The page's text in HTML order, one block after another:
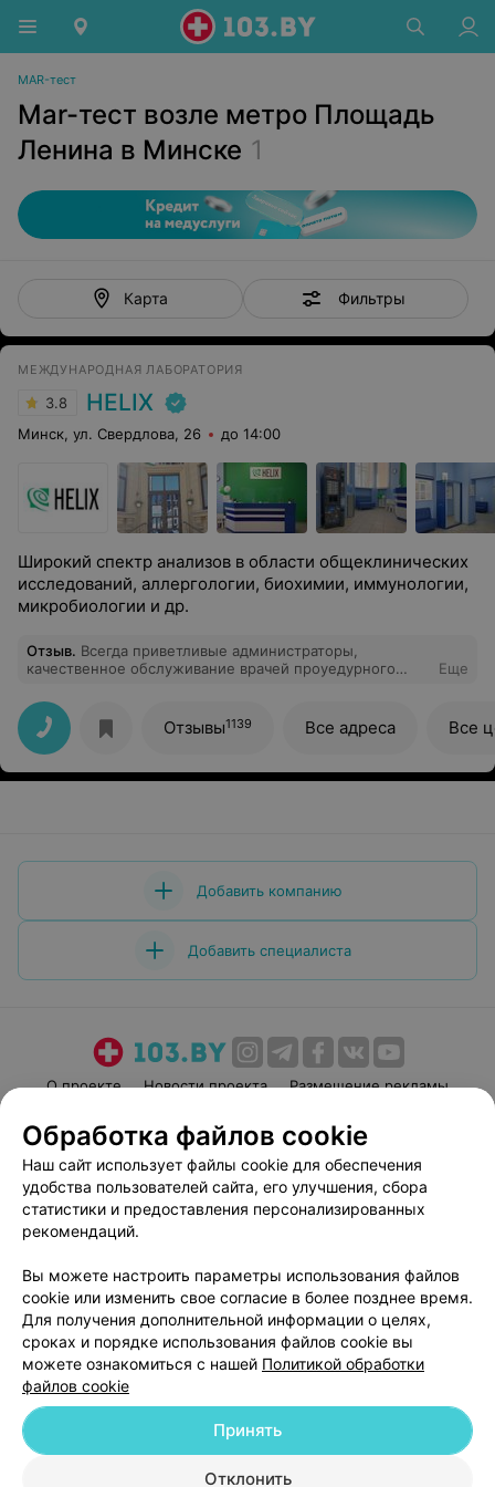
MAR-тест
Mar-тест возле метро Площадь
Ленина в Минске 1
Карта Фильтры
МЕЖДУНАРОДНАЯ ЛАБОРАТОРИЯ
3.8 HELIX
Минск, ул. Свердлова, 26 до 14:00
Широкий спектр анализов в области общеклинических
исследований, аллергологии, биохимии, иммунологии,
микробиологии и др.
Отзыв. Всегда приветливые администраторы,
качественное обслуживание врачей проуедурного
Еще
Отзывы1139 Все адреса Все
Добавить компанию
Добавить специалиста
О проекте Новости проекта
Размещение рекламы
Пользовательское соглашение
Способы оплаты
Вакансии
Партнеры
Написать руководителю 103.by
Персональные настройки cookie
Обработка персональных данных
© 2026 ООО «Артокс Лаб», УНП 191700409| 220012, Республика Беларусь,
г. Минск, улица Толбухина, 2, пом. 16 | help@103.by
Обработка файлов cookie
Наш сайт использует файлы cookie для обеспечения
удобства пользователей сайта, его улучшения, сбора
статистики и предоставления персонализированных
рекомендаций.
Вы можете настроить параметры использования файлов
cookie или изменить свое согласие в более позднее время.
Для получения дополнительной информации о целях,
сроках и порядке использования файлов cookie вы
можете ознакомиться с нашей Политикой обработки
файлов cookie
Отклонить
Принять